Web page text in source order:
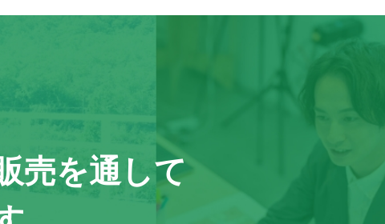
売を通して